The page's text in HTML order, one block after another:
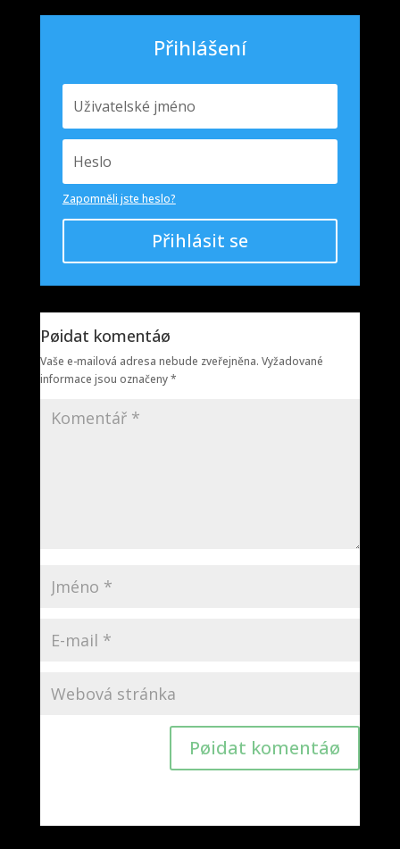
Přihlášení
Zapomněli jste heslo?
Přihlásit se
Pøidat komentáø
Vaše e-mailová adresa nebude zveřejněna. Vyžadované
informace jsou označeny*
Pøidat komentáø